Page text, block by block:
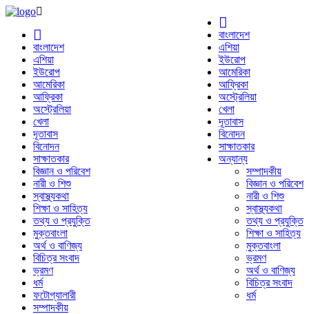
বাংলাদেশ
এশিয়া
ইউরোপ
আমেরিকা
আফ্রিকা
অস্ট্রেলিয়া
খেলা
দূতাবাস
বিনোদন
সাক্ষাতকার
অন্যান্য
সম্পাদকীয়
বিজ্ঞান ও পরিবেশ
নারী ও শিশু
স্বাস্থ্যকথা
তথ্য ও প্রযুক্তি
শিক্ষা ও সাহিত্য
মুক্তবাংলা
ভ্রমণ
অর্থ ও বাণিজ্য
বিচিত্র সংবাদ
ধর্ম
বাংলাদেশ
এশিয়া
ইউরোপ
আমেরিকা
আফ্রিকা
অস্ট্রেলিয়া
খেলা
দূতাবাস
বিনোদন
সাক্ষাতকার
বিজ্ঞান ও পরিবেশ
নারী ও শিশু
স্বাস্থ্যকথা
শিক্ষা ও সাহিত্য
তথ্য ও প্রযুক্তি
মুক্তবাংলা
অর্থ ও বাণিজ্য
বিচিত্র সংবাদ
ভ্রমণ
ধর্ম
ফটোগ্যালারী
সম্পাদকীয়